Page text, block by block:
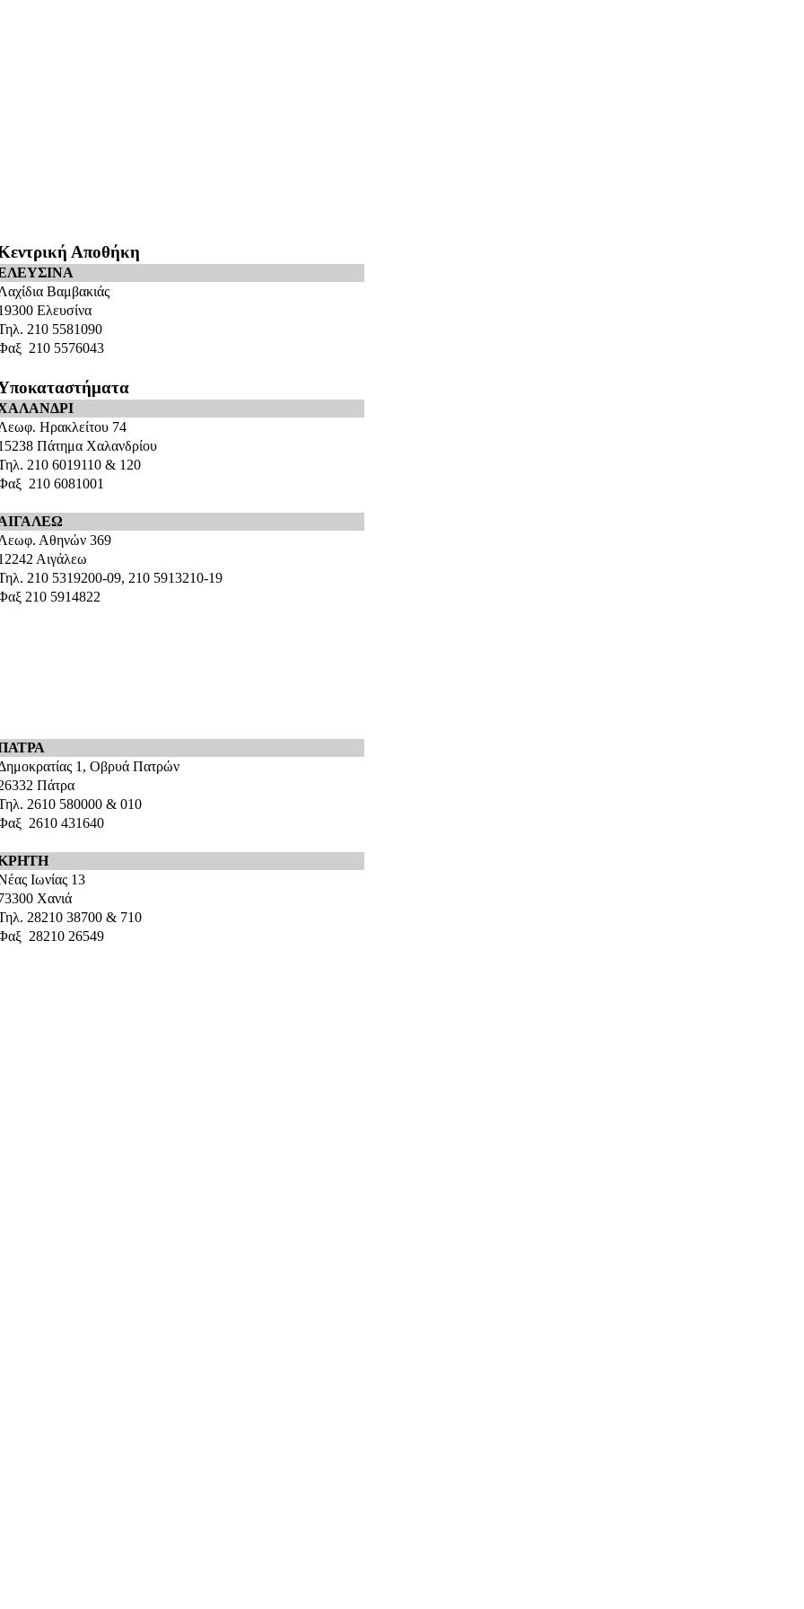
Αποθήκη
Βαμβακιάς
Ελευσίνα
210 5581090
210 5576043
Ηρακλείτου 74
Πάτημα Χαλανδρίου
210 6019110 & 120
210 6081001
Αθηνών 369
Αιγάλεω
210 5319200-09, 210 5913210-19
210 5914822
1, Οβρυά Πατρών
Πάτρα
2610 580000 & 010
2610 431640
Ιωνίας 13
Χανιά
28210 38700 & 710
28210 26549